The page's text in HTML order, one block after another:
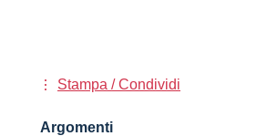
Stampa / Condividi
Argomenti